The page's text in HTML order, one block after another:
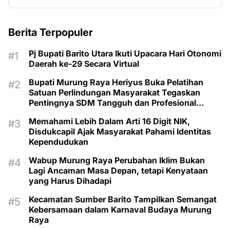
Berita Terpopuler
Pj Bupati Barito Utara Ikuti Upacara Hari Otonomi
Daerah ke-29 Secara Virtual
Bupati Murung Raya Heriyus Buka Pelatihan
Satuan Perlindungan Masyarakat Tegaskan
Pentingnya SDM Tangguh dan Profesional
Memahami Lebih Dalam Arti 16 Digit NIK,
Disdukcapil Ajak Masyarakat Pahami Identitas
Kependudukan
Wabup Murung Raya Perubahan Iklim Bukan
Lagi Ancaman Masa Depan, tetapi Kenyataan
yang Harus Dihadapi
Kecamatan Sumber Barito Tampilkan Semangat
Kebersamaan dalam Karnaval Budaya Murung
Raya